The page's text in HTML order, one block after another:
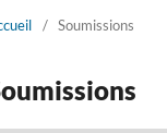
/ Soumissions